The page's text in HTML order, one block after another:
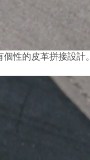
性的皮革拼接設計。